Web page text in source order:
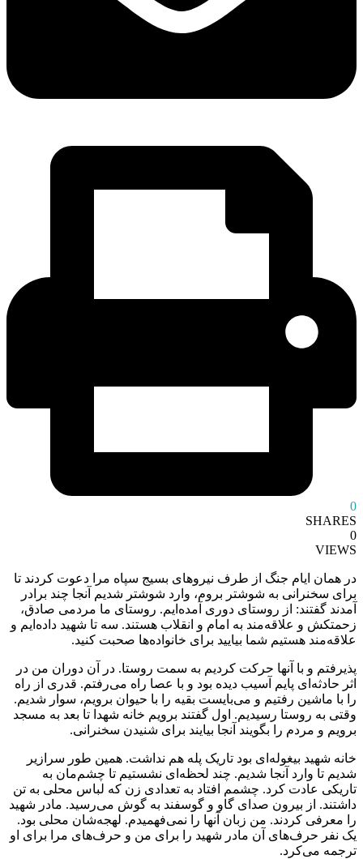
0
SHARES
0
VIEWS
در همان ایام جنگ از طرف نیروهای بسیج سپاه مرا دعوت کردند تا
برای سخنرانی به شوشتر بروم، وارد شوشتر شدیم آنجا چند برادر
آمدند گفتند: از روستای دوری آمده‌ایم. روستای ما مردمی صادق،
زحمتکش و علاقه‌مند به امام و انقلاب هستند. سه تا شهید داده‌ایم و
علاقه‌مند هستیم شما بیایید برای خانواده‌ها صحبت کنید.
پذیرفتم و با آنها حرکت کردیم به سمت روستا. در آن دوران من در
اثر حادثه‌ای پایم آسیب دیده بود و با عصا راه می‌رفتم. قدری از راه
را با ماشین رفتیم و می‌بایست بقیه را با حیوان برویم، سوار شدیم.
وقتی به روستا رسیدیم. اول گفتند برویم خانه شهدا تا بعد به مسجد
برویم و مردم را بگویند آنجا بیایند برای شنیدن سخنرانی.
خانه شهید بیغوله‌ای بود تاریک پله هم نداشت. همین طور سرازیر
شدیم تا وارد آنجا شدیم. چند لحظه‌ای نشستیم تا چشم‌مان به
تاریکی عادت کرد. چشمم افتاد به تعدادی زن که لباس محلی به تن
داشتند. از بیرون صدای گاو و گوسفند به گوش می‌رسید. مادر شهید
را معرفی کردند. من زبان آنها را نمی‌فهمیدم. لهجه‌شان محلی بود.
یک نفر حرف‌های آن مادر شهید را براى من و حرف‌های مرا برای او
ترجمه می‌کرد.